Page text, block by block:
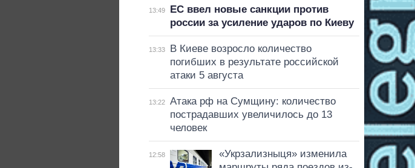
13:49
ЕС ввел новые санкции против
россии за усиление ударов по Киеву
13:33
В Киеве возросло количество
погибших в результате российской
атаки 5 августа
13:22
Атака рф на Сумщину: количество
пострадавших увеличилось до 13
человек
12:58
«Укрзализныця» изменила